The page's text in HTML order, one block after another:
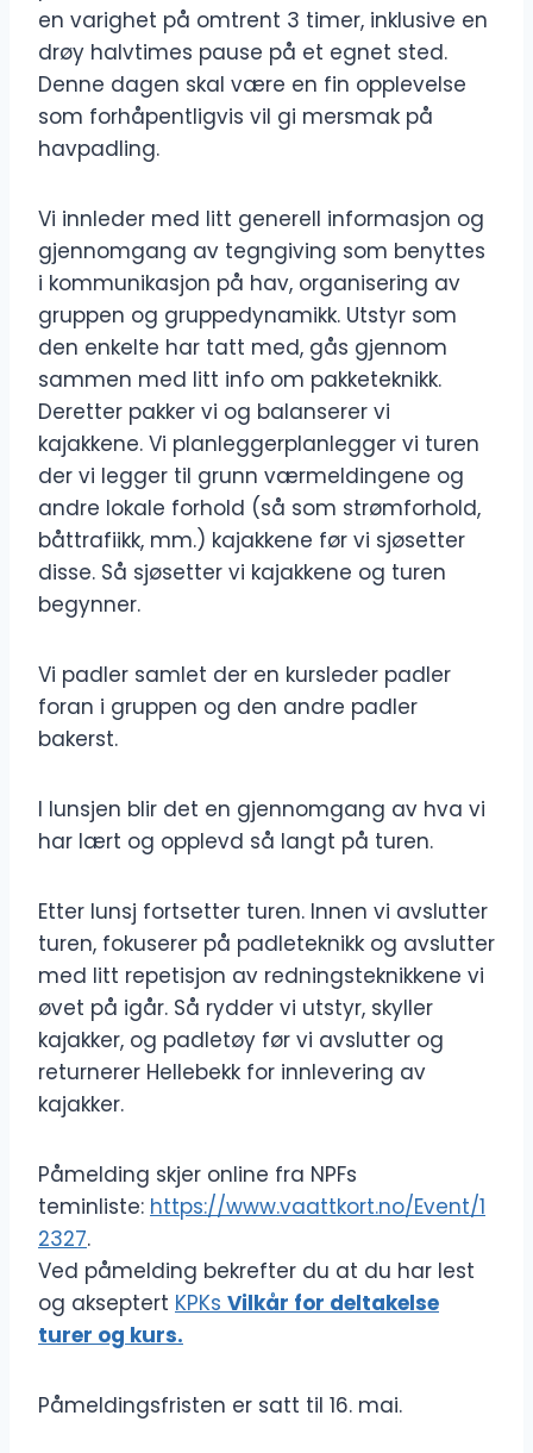
en varighet på omtrent 3 timer, inklusive en
drøy halvtimes pause på et egnet sted.
Denne dagen skal være en fin opplevelse
som forhåpentligvis vil gi mersmak på
havpadling.
Vi innleder med litt generell informasjon og
gjennomgang av tegngiving som benyttes
i kommunikasjon på hav, organisering av
gruppen og gruppedynamikk. Utstyr som
den enkelte har tatt med, gås gjennom
sammen med litt info om pakketeknikk.
Deretter pakker vi og balanserer vi
kajakkene. Vi planleggerplanlegger vi turen
der vi legger til grunn værmeldingene og
andre lokale forhold (så som strømforhold,
båttrafiikk, mm.) kajakkene før vi sjøsetter
disse. Så sjøsetter vi kajakkene og turen
begynner.
Vi padler samlet der en kursleder padler
foran i gruppen og den andre padler
bakerst.
I lunsjen blir det en gjennomgang av hva vi
har lært og opplevd så langt på turen.
Etter lunsj fortsetter turen. Innen vi avslutter
turen, fokuserer på padleteknikk og avslutter
med litt repetisjon av redningsteknikkene vi
øvet på igår. Så rydder vi utstyr, skyller
kajakker, og padletøy før vi avslutter og
returnerer Hellebekk for innlevering av
kajakker.
Påmelding skjer online fra NPFs
teminliste: https://www.vaattkort.no/Event/1
2327.
Ved påmelding bekrefter du at du har lest
og akseptert KPKs Vilkår for deltakelse
turer og kurs.
Påmeldingsfristen er satt til 16. mai.